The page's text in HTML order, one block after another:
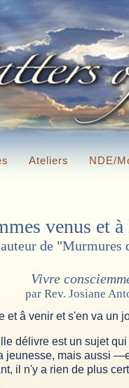
Ateliers NDE/
venus et
de
Vivre
par Rev. Josiane
et â venir et s'en va un
délivre est un sujet
jeunesse, mais aussi
il n'y a rien de plus